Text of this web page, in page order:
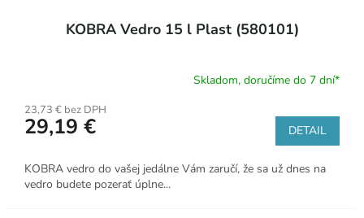
KOBRA Vedro 15 l Plast (580101)
Skladom, doručíme do 7 dní*
23,73 € bez DPH
29,19 € DETAIL
KOBRA vedro do vašej jedálne Vám zaručí, že sa už dnes na
vedro budete pozerať úplne...